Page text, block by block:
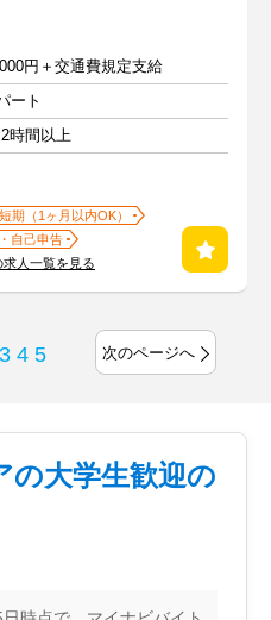
円＋交通費規定支給
ート
時間以上
短期（1ヶ月以内OK）
自己申告
人一覧を見る
3 4 5 次のページへ
の大学生歓迎の